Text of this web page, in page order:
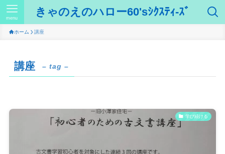
きゃのえのハロー60'sｼｸｽﾃｨ-ｽﾞ
menu
ホーム 講座
講座 – tag –
学び続ける